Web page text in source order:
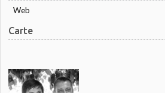
Web
Carte